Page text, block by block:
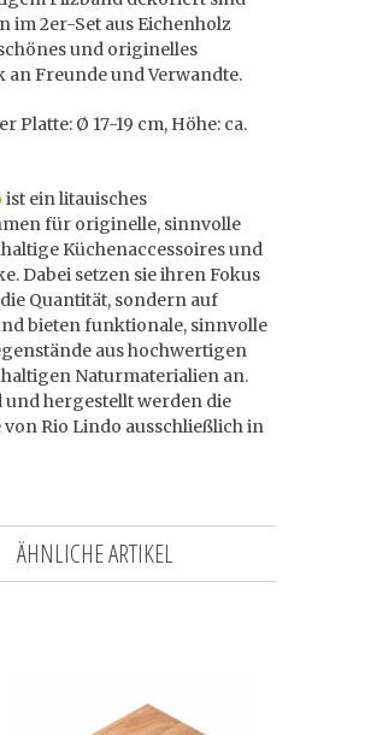
im 2er-Set aus Eichenholz
und originelles
an Freunde und Verwandte.
Platte: Ø 17-19 cm, Höhe: ca.
ist ein litauisches
für originelle, sinnvolle
Küchenaccessoires und
Dabei setzen sie ihren Fokus
Quantität, sondern auf
bieten funktionale, sinnvolle
aus hochwertigen
Naturmaterialien an.
und hergestellt werden die
Rio Lindo ausschließlich in
ÄHNLICHE ARTIKEL